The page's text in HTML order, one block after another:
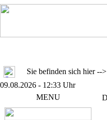
Sie befinden sich hier
09.08.2026 - 12:33 Uhr
MENU